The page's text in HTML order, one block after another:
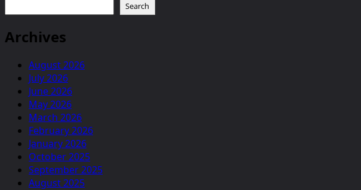
Search
Archives
August 2026
July 2026
June 2026
May 2026
March 2026
February 2026
January 2026
October 2025
September 2025
August 2025